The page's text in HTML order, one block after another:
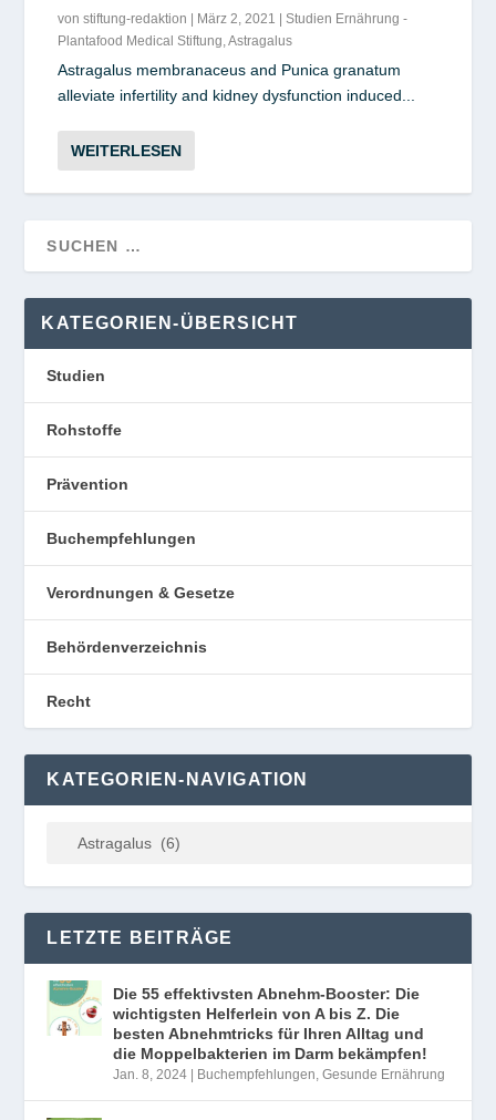
vonstiftung-redaktion | März 2, 2021 |Studien Ernährung -
Plantafood Medical Stiftung,Astragalus
Astragalus membranaceus and Punica granatum
alleviate infertility and kidney dysfunction induced...
WEITERLESEN
KATEGORIEN-ÜBERSICHT
Studien
Rohstoffe
Prävention
Buchempfehlungen
Verordnungen & Gesetze
Behördenverzeichnis
Recht
KATEGORIEN-NAVIGATION
LETZTE BEITRÄGE
Die 55 effektivsten Abnehm-Booster: Die
wichtigsten Helferlein von A bis Z. Die
besten Abnehmtricks für Ihren Alltag und
die Moppelbakterien im Darm bekämpfen!
Jan. 8, 2024 | Buchempfehlungen,Gesunde Ernährung